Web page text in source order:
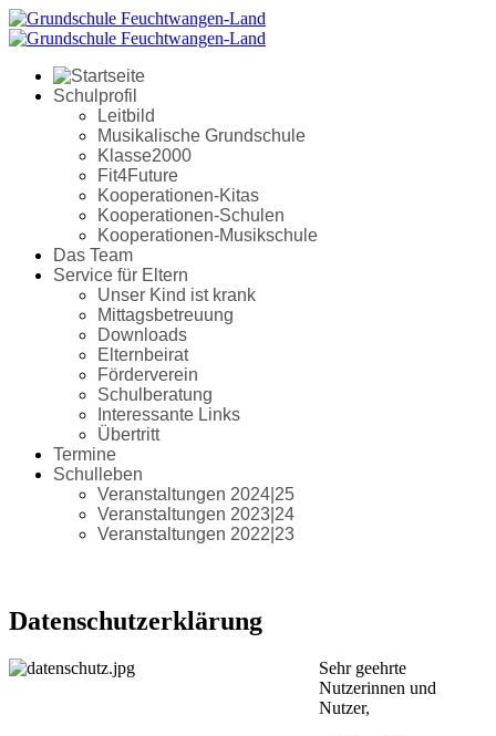
Schulprofil
Leitbild
Musikalische Grundschule
Klasse2000
Fit4Future
Kooperationen-Kitas
Kooperationen-Schulen
Kooperationen-Musikschule
Das Team
Service für Eltern
Unser Kind ist krank
Mittagsbetreuung
Downloads
Elternbeirat
Förderverein
Schulberatung
Interessante Links
Übertritt
Termine
Schulleben
Veranstaltungen 2024|25
Veranstaltungen 2023|24
Veranstaltungen 2022|23
Datenschutzerklärung
Sehr geehrte
Nutzerinnen und
Nutzer,